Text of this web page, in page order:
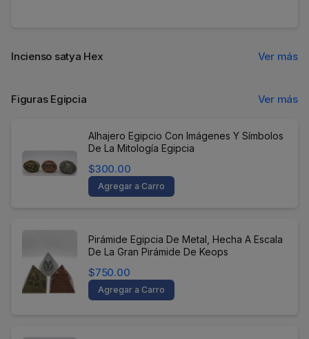
Incienso satya Hex Ver más
Figuras Egipcia Ver más
Alhajero Egipcio Con Imágenes Y Símbolos
De La Mitología Egipcia
$300.00
Agregar a Carro
Pirámide Egipcia De Metal, Hecha A Escala
De La Gran Pirámide De Keops
$750.00
Agregar a Carro